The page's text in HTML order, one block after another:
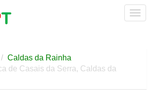
Caldas da Rainha
de Casais da Serra, Caldas da